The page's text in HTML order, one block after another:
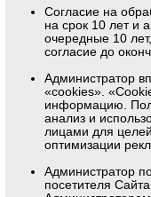
Согласие на
на срок 10 лет и
очередные 10
согласие до
Администратор
«cookies».
информацию.
анализ и
лицами для
оптимизации
Администратор
посетителя